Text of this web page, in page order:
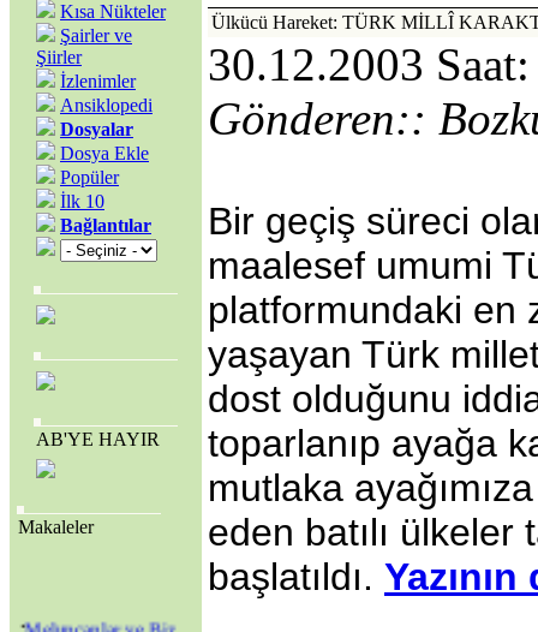
Kısa Nükteler
Şairler ve
Şiirler
İzlenimler
Ansiklopedi
Dosyalar
Dosya Ekle
Popüler
İlk 10
Bağlantılar
AB'YE HAYIR
Makaleler
·Meluncanlar ve Biz
Ülkücü Hareket: TÜRK MİLLÎ
30.12.2003
Gönderen::
Bir geçiş süreci
maalesef umumi
platformundaki en
yaşayan Türk
dost olduğunu
toparlanıp ayağa
mutlaka
eden batılı ülkeler
başlatıldı. Yazının